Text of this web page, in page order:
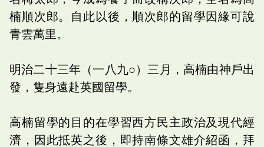
楠順次郎。自此以後，順次郎的留學因緣可說
青雲萬里。
明治二十三年（一八九○）三月，高楠由神戶出
發，隻身遠赴英國留學。
高楠留學的目的在學習西方民主政治及現代經
濟，因此抵英之後，即持南條文雄介紹函，拜